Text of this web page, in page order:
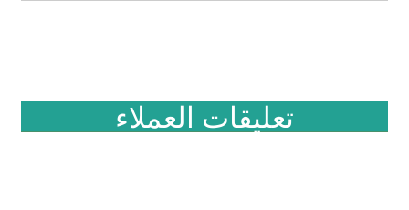
تعليقات العملاء